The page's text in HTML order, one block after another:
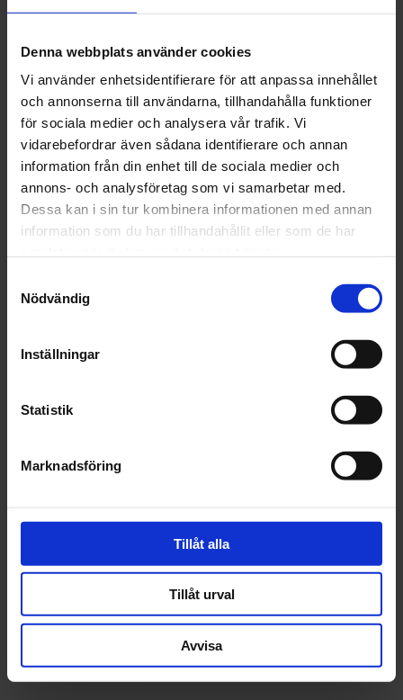
Denna webbplats använder cookies
Vi använder enhetsidentifierare för att anpassa innehållet
och annonserna till användarna, tillhandahålla funktioner
för sociala medier och analysera vår trafik. Vi
vidarebefordrar även sådana identifierare och annan
information från din enhet till de sociala medier och
annons- och analysföretag som vi samarbetar med.
Dessa kan i sin tur kombinera informationen med annan
information som du har tillhandahållit eller som de har
Nödvändig
Inställningar
Statistik
Marknadsföring
Tillåt alla
Tillåt urval
Avvisa
ur! - enkla att förvara... och kassera, -
den klara plasten är inte giftig, - har
antistatiska egenskaper, - förbränning
av plasten resulterar inte i farliga
gaser
Artikelnr: COL 7-9400300-5
Finns i lager
Inkl. moms: 32 kr
Leverans inom 1-5 dagar